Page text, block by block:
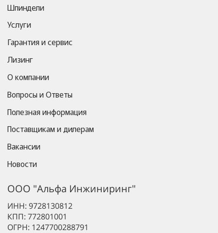
Шпиндели
Услуги
Гарантия и сервис
Лизинг
О компании
Вопросы и Ответы
Полезная информация
Поставщикам и дилерам
Вакансии
Новости
ООО "Альфа Инжиниринг"
ИНН: 9728130812
КПП: 772801001
ОГРН: 1247700288791